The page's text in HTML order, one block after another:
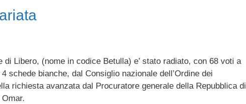
di Libero, (nome in codice Betulla) e’ stato radiato, con 68 voti a
schede bianche, dal Consiglio nazionale dell’Ordine dei
richiesta avanzata dal Procuratore generale della Repubblica di